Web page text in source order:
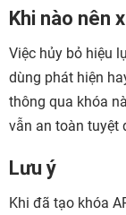
Khi nào nên
Việc hủy bỏ hiệu
dùng phát hiện
thông qua khóa
vẫn an toàn tuyệt
Lưu ý
Khi đã tạo khóa